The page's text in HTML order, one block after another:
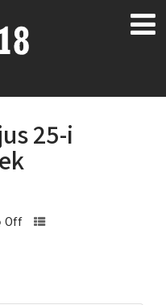
25-i
Off